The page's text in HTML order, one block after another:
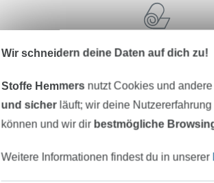
Stoffe
Wir schneidern deine Daten auf dich zu!
Stoffe Hemmers nutzt Cookies und
und sicherläuft; wir deine
können und wir dir bestmögliche
Weitere Informationen findest du in unserer